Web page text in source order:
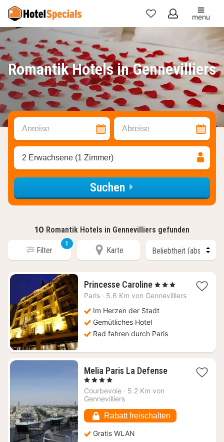
Meine
Favoriten
menu
Romantik Hotels in Gennevilliers
Anreise Abreise
2 Erwachsene (1 Zimmer)
Suchen
10 Romantik Hotels in Gennevilliers gefunden
Filter
1
Karte
Princesse Caroline1
Nacht
160
, 3 Sterne
Paris · 5.6 Km von Gennevilliers
Im Herzen der Stadt
Gemütliches Hotel
Rad fahren durch Paris
Melia Paris La Defense1
, 4 Sterne
Courbevoie · 5.2 Km von
Gennevilliers
Rabatt freischalten
Gratis WLAN